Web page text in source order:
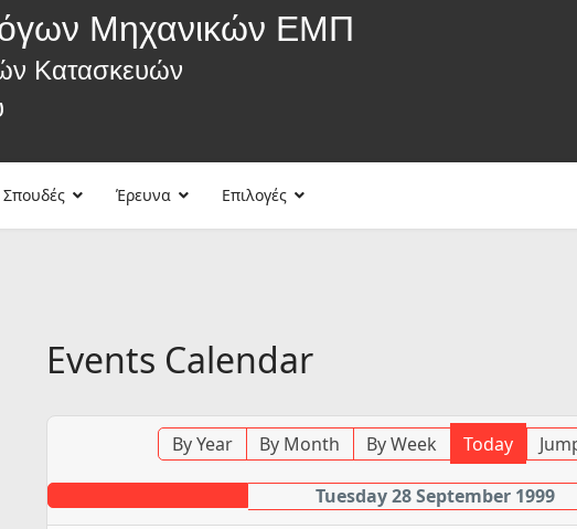
Μηχανικών ΕΜΠ
Κατασκευών
Σπουδές Έρευνα Επιλογές
Events Calendar
By Year By Month By Week Today
Tuesday 28 September 1999